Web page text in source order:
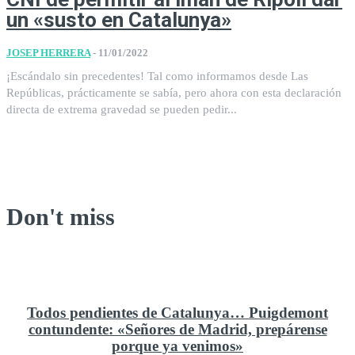
un «susto en Catalunya»
JOSEP HERRERA - 11/01/2022
¡Escándalo sin precedentes! Tal como informamos desde Las
Repúblicas, prácticamente se sabía, pero ahora con esta declaración
directa de extrema gravedad se pueden pedir...
Don't miss
Todos pendientes de Catalunya… Puigdemont
contundente: «Señores de Madrid, prepárense
porque ya venimos»